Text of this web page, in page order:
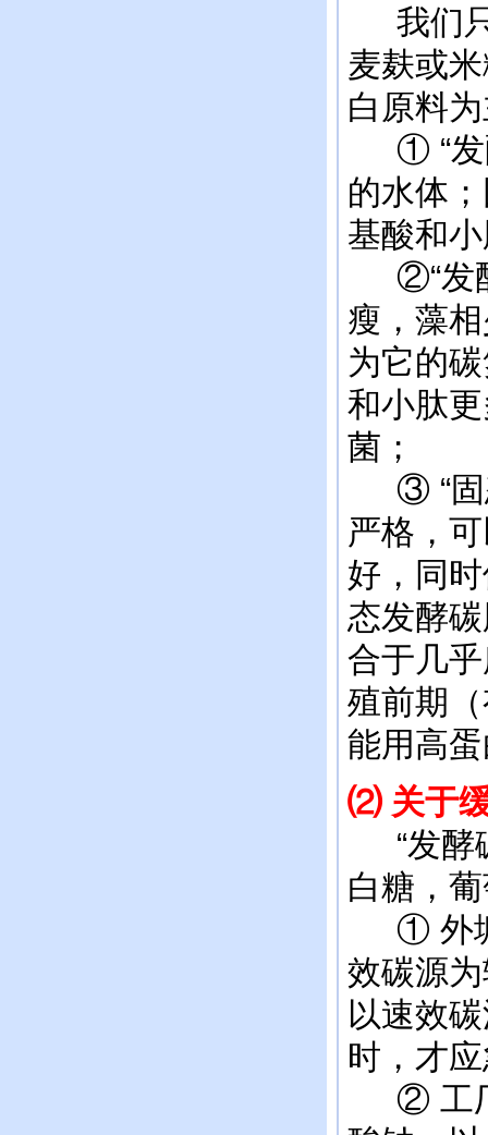
我们只
麦麸或
白原料
① “发
的水体
基酸和
②“发酵
瘦，藻
为它的
和小肽
菌；
③ “固
严格，
好，同
态发酵
合于几
殖前期
能用高
⑵ 关于
“发酵
白糖，
① 外塘
效碳源
以速效
时，才
② 工厂